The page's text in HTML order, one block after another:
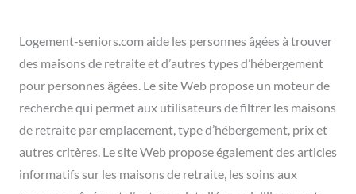
Logement-seniors.com aide les personnes âgées à trouver
des maisons de retraite et d’autres types d’hébergement
pour personnes âgées. Le site Web propose un moteur de
recherche qui permet aux utilisateurs de filtrer les maisons
de retraite par emplacement, type d’hébergement, prix et
autres critères. Le site Web propose également des articles
informatifs sur les maisons de retraite, les soins aux